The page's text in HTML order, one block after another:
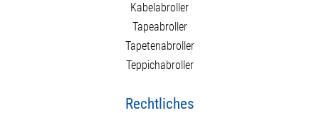
Kabelabroller
Tapeabroller
Tapetenabroller
Teppichabroller
Rechtliches